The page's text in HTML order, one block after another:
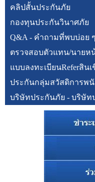
คลิปสั้นประกันภัย
กองทุนประกันวินาศภัย
Q&A - คำถามที่พบบ่อย ๆ
ตรวจสอบตัวแทน/นายห
แบบลงทะเบียนReferสินเ
ประกันกลุ่มสวัสดิการพ
บริษัทประกันภัย - บริษัท